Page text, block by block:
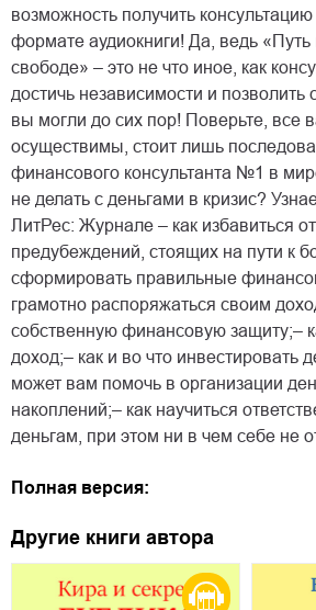
возможность получить
формате аудиокниги! Да, ведь
свободе» – это не что иное, как
достичь независимости и
вы могли до сих пор! Поверьте, все
осуществимы, стоит лишь
финансового консультанта №1 в
не делать с деньгами в кризис?
ЛитРес: Журнале – как избавиться
предубеждений, стоящих на пути к
сформировать правильные
грамотно распоряжаться своим
собственную финансовую защиту;–
доход;– как и во что инвестировать
может вам помочь в организации
накоплений;– как научиться
деньгам, при этом ни в чем себе не
Полная версия:
Другие книги автора